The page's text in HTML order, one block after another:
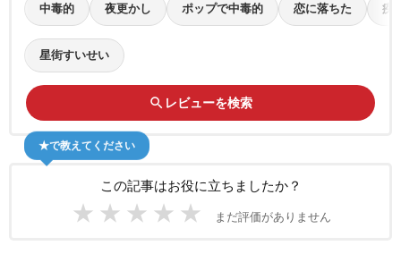
中毒的 夜更かし ポップで中毒的 恋に落ちた 疾
星街すいせい
search レビューを検索
この記事はお役に立ちましたか？
★ ★ ★ ★ ★ まだ評価がありません
★で教えてください